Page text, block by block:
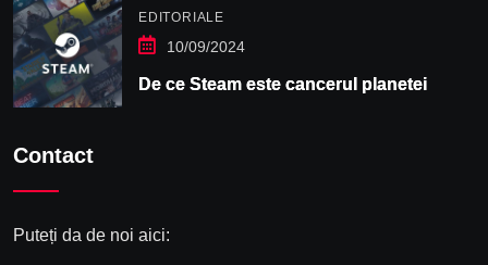
EDITORIALE
10/09/2024
De ce Steam este cancerul planetei
Contact
Puteți da de noi aici: